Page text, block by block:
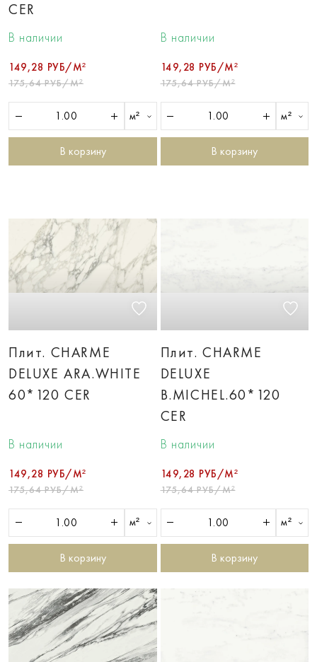
CER
В наличии
149,28 РУБ/М²
175,64 РУБ/М²
м²
В корзину
В наличии
149,28 РУБ/М²
175,64 РУБ/М²
м²
В корзину
Плит. CHARME
DELUXE ARA.WHITE
60*120 CER
В наличии
149,28 РУБ/М²
175,64 РУБ/М²
м²
В корзину
Плит. CHARME
DELUXE
B.MICHEL.60*120
CER
В наличии
149,28 РУБ/М²
175,64 РУБ/М²
м²
В корзину